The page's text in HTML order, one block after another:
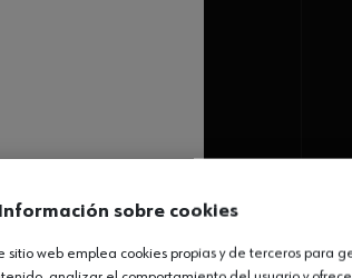
Información sobre cookies
sitio web emplea cookies propias y de terceros para